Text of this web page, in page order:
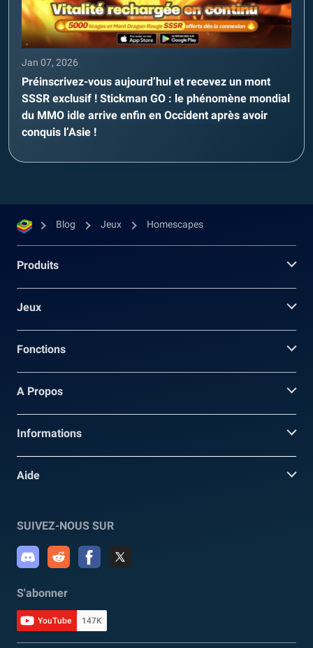
Jan 07, 2026
Préinscrivez-vous aujourd’hui et recevez un mont
SSSR exclusif ! Stickman GO : le phénomène mondial
du MMO idle arrive enfin en Occident après avoir
conquis l’Asie !
Blog Jeux Homescapes
Produits
Jeux
Fonctions
A Propos
Informations
Aide
SUIVEZ-NOUS SUR
S'abonner
YouTube 147K